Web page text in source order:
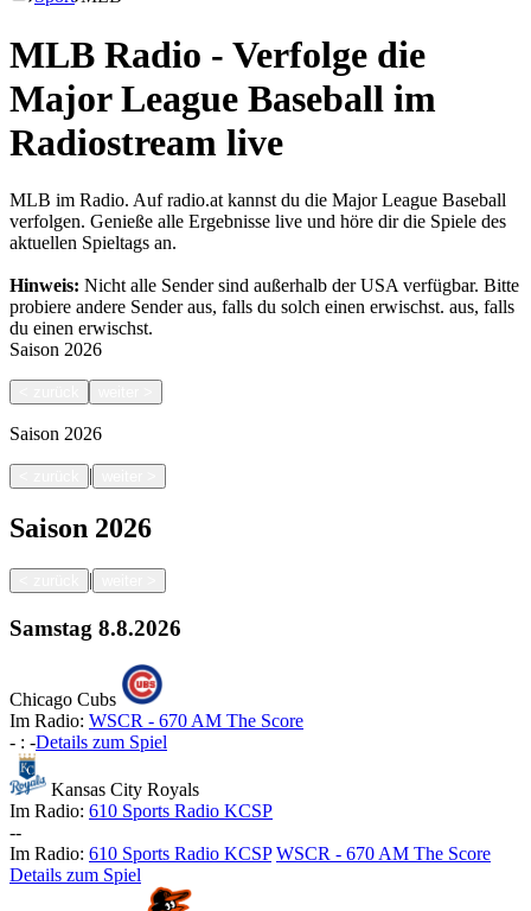
MLB Radio - Verfolge die
Major League Baseball im
Radiostream live
MLB im Radio. Auf radio.at kannst du die Major League Baseball
verfolgen. Genieße alle Ergebnisse live und höre dir die Spiele des
aktuellen Spieltags an.
Hinweis: Nicht alle Sender sind außerhalb der USA verfügbar. Bitte
probiere andere Sender aus, falls du solch einen erwischst. aus, falls
du einen erwischst.
Saison 2026
Saison 2026
|
Saison 2026
|
Samstag 8.8.2026
Chicago Cubs
Im Radio: WSCR - 670 AM The Score
- : -Details zum Spiel
Kansas City Royals
Im Radio: 610 Sports Radio KCSP
--
Im Radio: 610 Sports Radio KCSP WSCR - 670 AM The Score
Details zum Spiel